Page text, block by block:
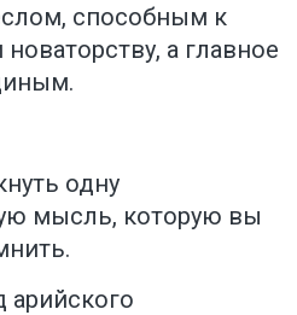
способным к
новаторству, а главное
одну
мысль, которую вы